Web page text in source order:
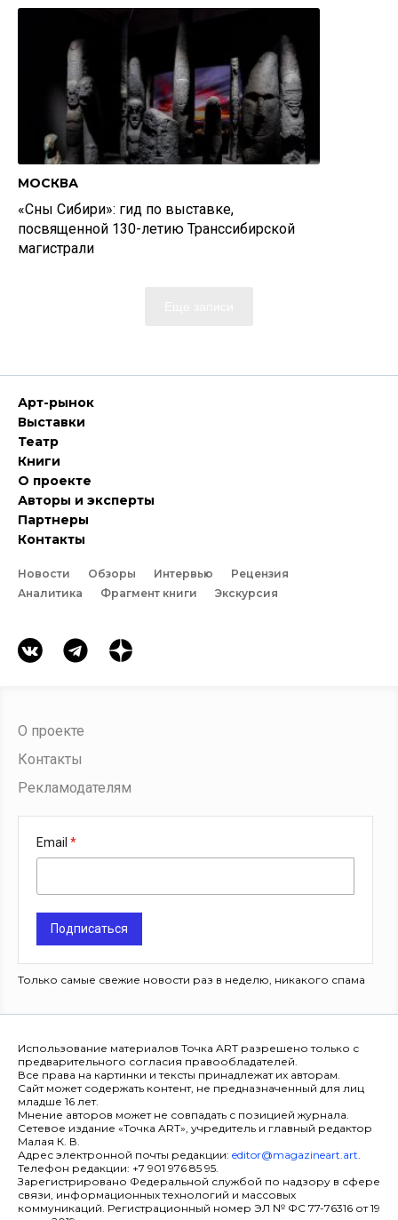
МОСКВА
«Сны Сибири»: гид по выставке,
посвященной 130-летию Транссибирской
магистрали
Арт-рынок
Выставки
Театр
Книги
О проекте
Авторы и эксперты
Партнеры
Контакты
Новости Обзоры Интервью
Рецензия
Аналитика
Фрагмент книги Экскурсия
О проекте
Контакты
Рекламодателям
Email
Подписаться
Только самые свежие новости раз в неделю, никакого спама
Использование материалов Точка ART разрешено только с
предварительного согласия правообладателей.
Все права на картинки и тексты принадлежат их авторам.
Сайт может содержать контент, не предназначенный для лиц
младше 16 лет.
Мнение авторов может не совпадать с позицией журнала.
Сетевое издание «Точка ART», учредитель и главный редактор
Малая К. В.
Адрес электронной почты редакции: editor@magazineart.art.
Телефон редакции: +7 901 976 85 95.
Зарегистрировано Федеральной службой по надзору в сфере
связи, информационных технологий и массовых
коммуникаций. Регистрационный номер ЭЛ № ФС 77-76316 от 19